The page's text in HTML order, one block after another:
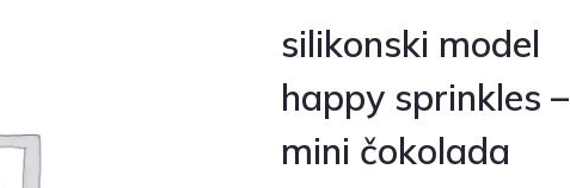
silikonski model
happy sprinkles –
mini čokolada